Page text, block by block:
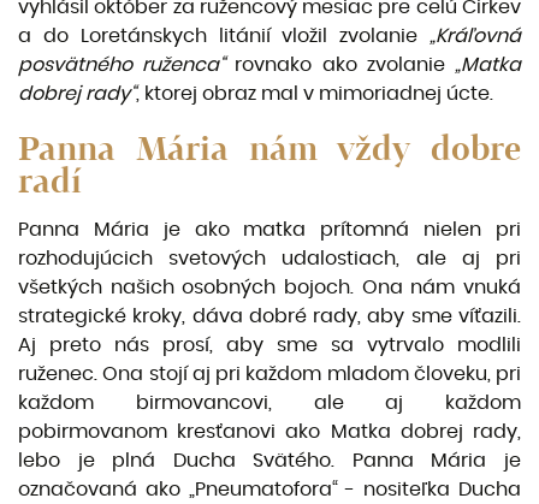
vyhlásil október za ružencový mesiac pre celú Cirkev
a do Loretánskych litánií vlo­žil zvolanie „Kráľovná
posvätného ruženca“rovnako ako zvolanie „Matka
dobrej rady“, ktorej obraz mal v mimoriadnej úcte.
Panna Mária nám vždy dobre
radí
Panna Mária je ako matka prítomná nielen pri
rozhodujúcich svetových udalostiach, ale aj pri
všetkých našich osobných bojoch. Ona nám vnuká
strategické kroky, dáva dobré rady, aby sme víťazili.
Aj preto nás prosí, aby sme sa vytrvalo modlili
ruženec. Ona stojí aj pri každom mladom človeku, pri
každom birmovancovi, ale aj každom
pobirmovanom kresťanovi ako Matka dobrej rady,
lebo je plná Ducha Svätého. Panna Mária je
označovaná ako „Pneumatofora“ - nositeľka Ducha